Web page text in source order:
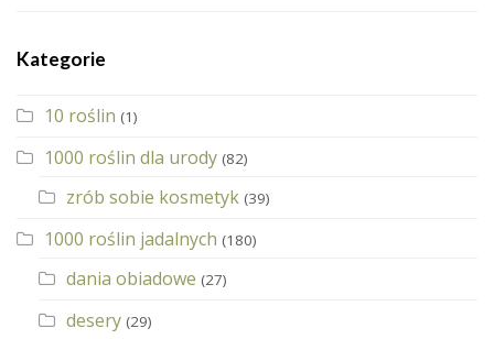
Kategorie
10 roślin (1)
1000 roślin dla urody (82)
zrób sobie kosmetyk (39)
1000 roślin jadalnych (180)
dania obiadowe (27)
desery (29)